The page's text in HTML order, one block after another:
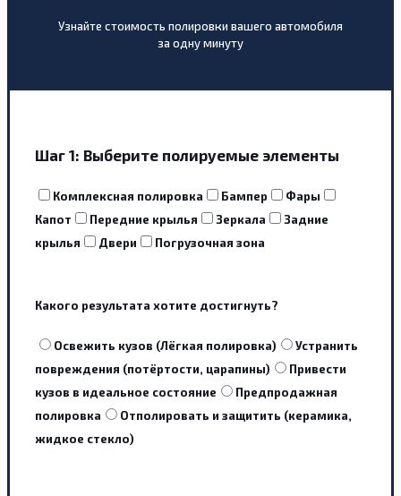
Узнайте стоимость полировки вашего автомобиля
за одну минуту
Шаг 1: Выберите полируемые элементы
Комплексная полировка Бампер
Фары
Капот
Передние крылья Зеркала
Задние
крылья
Двери Погрузочная зона
Какого результата хотите достигнуть?
Освежить кузов (Лёгкая полировка)
Устранить
повреждения (потёртости, царапины)
Привести
кузов в идеальное состояние
Предпродажная
полировка
Отполировать и защитить (керамика,
жидкое стекло)